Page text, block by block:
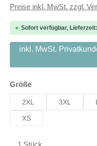
Preise inkl. MwSt. zzgl.
Sofort verfügbar,
inkl. MwSt.
Größeauswählen
2XL 3XL
XS
Produkt Anzahl: